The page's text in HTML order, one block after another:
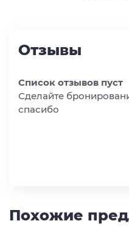
Отзывы
Список отзывов пуст
Сделайте
спасибо
Похожие